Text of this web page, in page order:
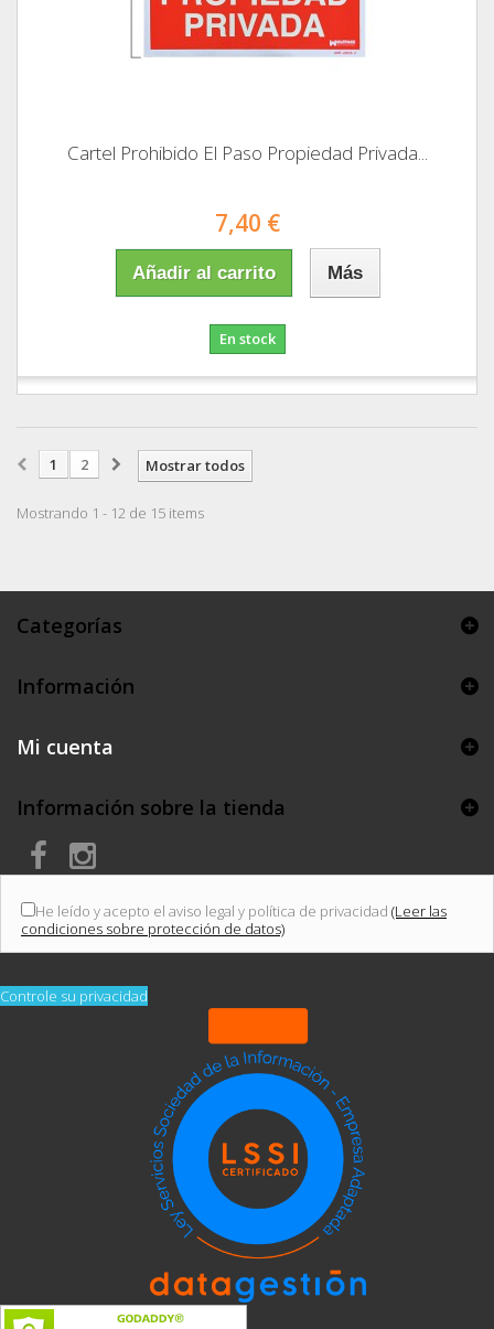
Cartel Prohibido El Paso Propiedad Privada...
7,40 €
Añadir al carrito Más
En stock
Mostrar todos
1 2
Mostrando 1 - 12 de 15 items
Categorías
Información
Mi cuenta
Información sobre la tienda
He leído y acepto el aviso legal y política de privacidad (Leer las
condiciones sobre protección de datos)
Controle su privacidad